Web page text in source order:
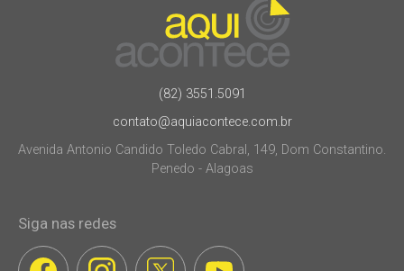
(82) 3551.5091
contato@aquiacontece.com.br
Avenida Antonio Candido Toledo Cabral, 149, Dom Constantino.
Penedo - Alagoas
Siga nas redes